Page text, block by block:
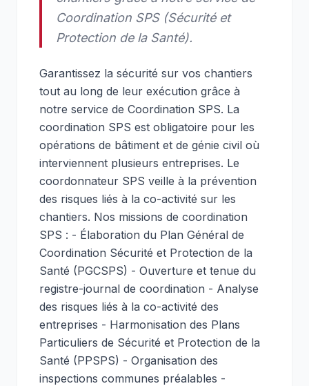
Coordination SPS (Sécurité et
Protection de la Santé).
Garantissez la sécurité sur vos chantiers
tout au long de leur exécution grâce à
notre service de Coordination SPS. La
coordination SPS est obligatoire pour les
opérations de bâtiment et de génie civil où
interviennent plusieurs entreprises. Le
coordonnateur SPS veille à la prévention
des risques liés à la co-activité sur les
chantiers. Nos missions de coordination
SPS : - Élaboration du Plan Général de
Coordination Sécurité et Protection de la
Santé (PGCSPS) - Ouverture et tenue du
registre-journal de coordination - Analyse
des risques liés à la co-activité des
entreprises - Harmonisation des Plans
Particuliers de Sécurité et Protection de la
Santé (PPSPS) - Organisation des
inspections communes préalables -